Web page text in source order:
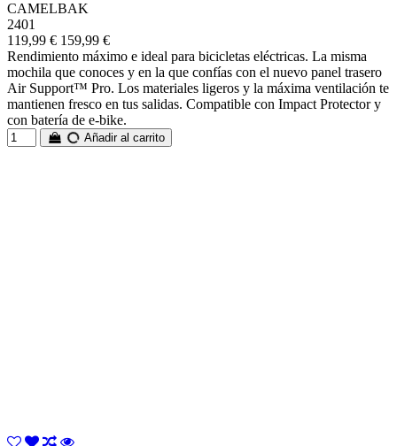
CAMELBAK
2401
119,99 € 159,99 €
Rendimiento máximo e ideal para bicicletas eléctricas. La misma
mochila que conoces y en la que confías con el nuevo panel trasero
Air Support™ Pro. Los materiales ligeros y la máxima ventilación te
mantienen fresco en tus salidas. Compatible con Impact Protector y
con batería de e-bike.
Añadir al carrito